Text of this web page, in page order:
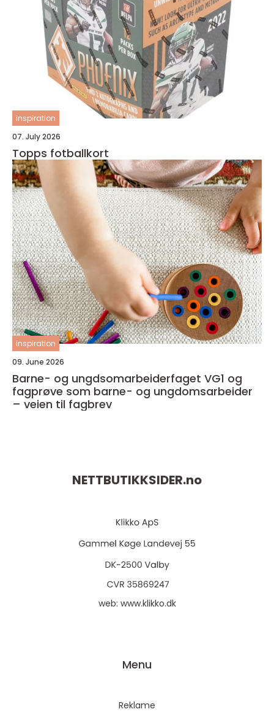
inspiration
07. July 2026
Topps fotballkort
inspiration
09. June 2026
Barne- og ungdsomarbeiderfaget VG1 og
fagprøve som barne- og ungdomsarbeider
– veien til fagbrev
NETTBUTIKKSIDER.no
web: www.klikko.dk
Menu
Reklame